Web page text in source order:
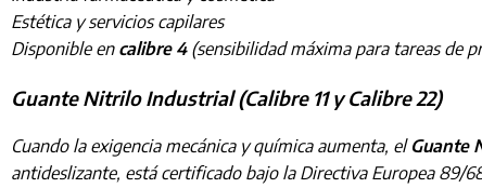
Estética y servicios capilares
Disponible en calibre 4(sensibilidad máxima para tareas de
Guante Nitrilo Industrial (Calibre 11 y Calibre 22)
Cuando la exigencia mecánica y química aumenta, el Guante
antideslizante, está certificado bajo la Directiva Europea 89/